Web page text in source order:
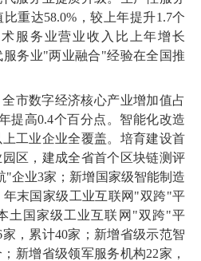
比重达58.0%，较上年提升1 .7个
服务业营业收入比上年增长
服务业"两业融合"经验在全国推
市数字经济核心产业增加值占
提高0.4个百分点。智能化改造
工业企业全覆盖。培育建设首
区，建成全省首个区块链测评
"企业3家；新增国家级智能制造
年末国家级工业互联网 "双跨"平
土国家级工业互联网 "双跨"平
家，累计40家；新增省级示范智
；新增省级领军服务机构22家，